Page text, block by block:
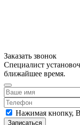
Заказать звонок
Специалист
ближайшее время.
Нажимая кнопку,
Записаться